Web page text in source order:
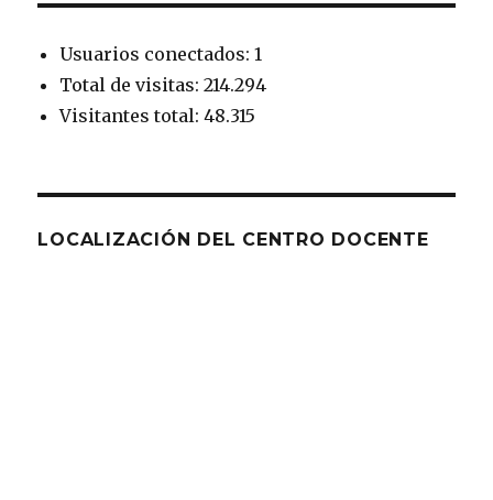
Usuarios conectados: 1
Total de visitas: 214.294
Visitantes total: 48.315
LOCALIZACIÓN DEL CENTRO DOCENTE